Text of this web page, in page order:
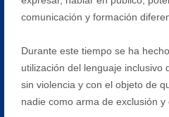
comunicación y formación
Durante este tiempo se ha
utilización del lenguaje inclusivo
sin violencia y con el objeto de
nadie como arma de exclusión y